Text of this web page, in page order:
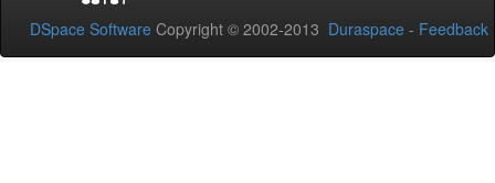
DSpace Software Copyright © 2002-2013 Duraspace - Feedback